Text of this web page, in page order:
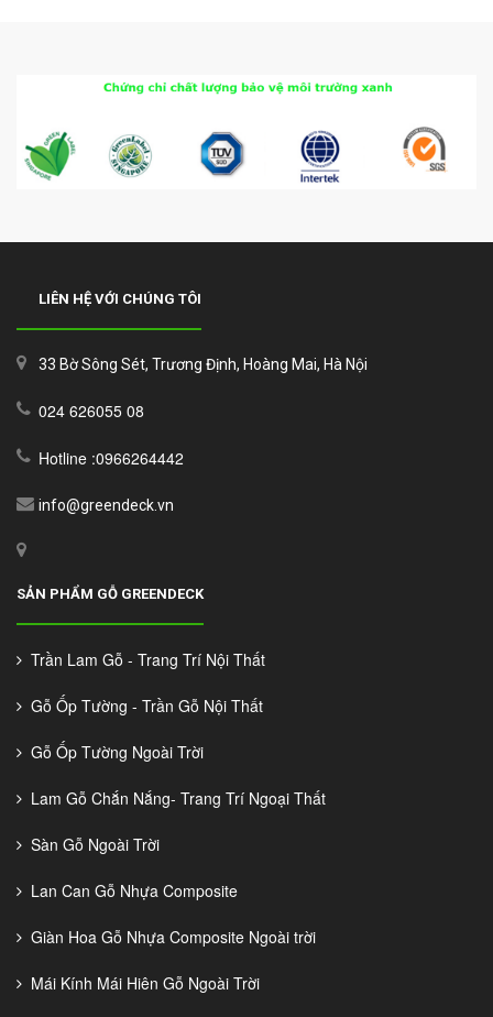
LIÊN HỆ VỚI CHÚNG TÔI
33 Bờ Sông Sét, Trương Định, Hoàng Mai, Hà Nội
024 626055 08
Hotline :0966264442
info@greendeck.vn
SẢN PHẨM GỖ GREENDECK
Trần Lam Gỗ - Trang Trí Nội Thất
Gỗ Ốp Tường - Trần Gỗ Nội Thất
Gỗ Ốp Tường Ngoài Trời
Lam Gỗ Chắn Nắng- Trang Trí Ngoại Thất
Sàn Gỗ Ngoài Trời
Lan Can Gỗ Nhựa Composite
Giàn Hoa Gỗ Nhựa Composite Ngoài trời
Mái Kính Mái Hiên Gỗ Ngoài Trời